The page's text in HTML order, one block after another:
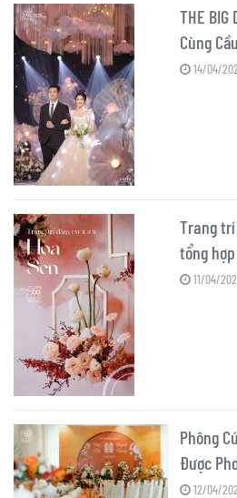
THE BIG
Cùng
14/04/
Trang
tổng
11/04/
Phông
Được
12/04/